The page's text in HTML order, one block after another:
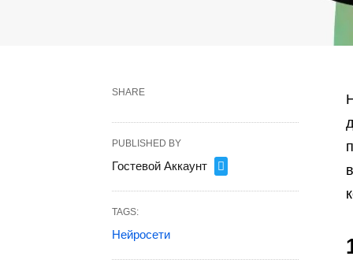
SHARE
PUBLISHED BY
Гостевой Аккаунт
TAGS:
Нейросети